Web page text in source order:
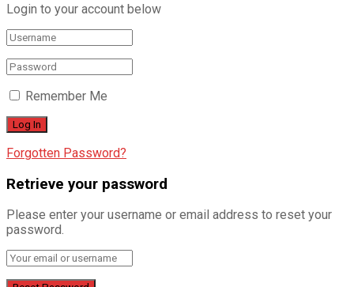
Login to your account below
Remember Me
Forgotten Password?
Retrieve your password
Please enter your username or email address to reset your
password.